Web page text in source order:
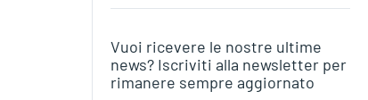
Vuoi ricevere le nostre ultime
news? Iscriviti alla newsletter per
rimanere sempre aggiornato